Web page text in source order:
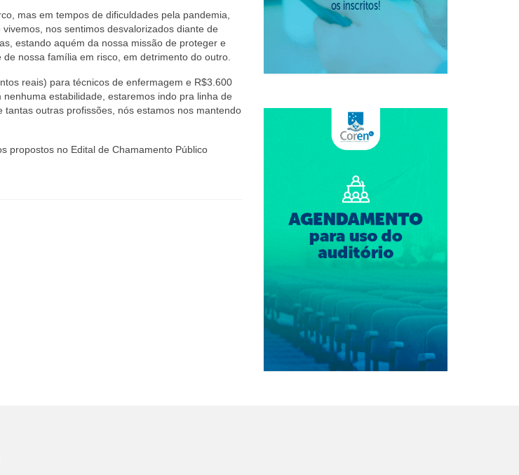
mas em tempos de dificuldades pela pandemia,
nos sentimos desvalorizados diante de
estando aquém da nossa missão de proteger e
nossa família em risco, em detrimento do outro.
reais) para técnicos de enfermagem e R$3.600
estabilidade, estaremos indo pra linha de
outras profissões, nós estamos nos mantendo
propostos no Edital de Chamamento Público